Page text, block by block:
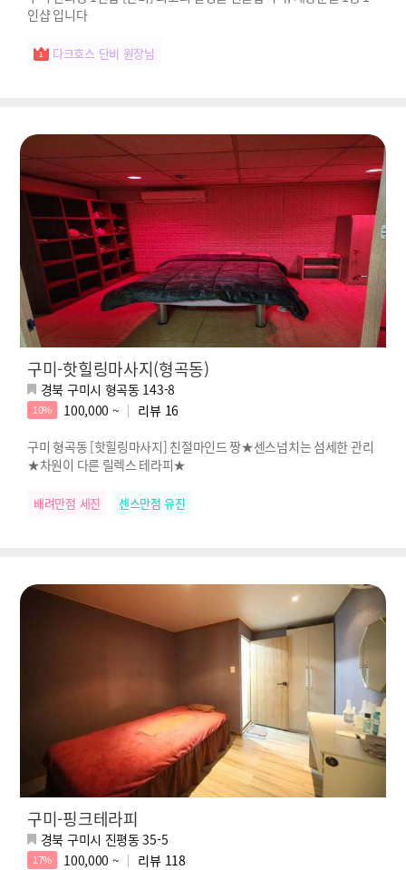
인샵 입니다
다크호스 단비 원장님
구미-핫힐링마사지(형곡동)
경북 구미시 형곡동 143-8
10% 100,000 ~ 리뷰 16
구미 형곡동 [핫힐링마사지] 친절마인드 짱★센스넘치는 섬세한 관리
★차원이 다른 릴렉스 테라피★
배려만점 세진 센스만점 유진
구미-핑크테라피
경북 구미시 진평동 35-5
17% 100,000 ~ 리뷰 118